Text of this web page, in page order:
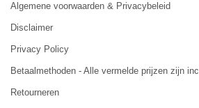
Algemene voorwaarden & Privacybeleid
Disclaimer
Privacy Policy
Betaalmethoden - Alle vermelde prijzen zijn
Retourneren